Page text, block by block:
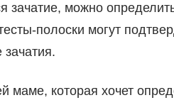
зачатие, можно
полоски могут
которая хочет